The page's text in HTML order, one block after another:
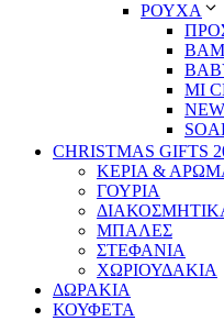
ΡΟΥΧΑ
MI
CHRISTMAS GIFTS
ΚΕΡΙΑ &
ΓΟΥΡΙΑ
ΜΠΑΛΕΣ
ΣΤΕΦΑΝΙΑ
ΧΩΡΙΟΥΔΑΚΙΑ
ΔΩΡΑΚΙΑ
ΚΟΥΦΕΤΑ